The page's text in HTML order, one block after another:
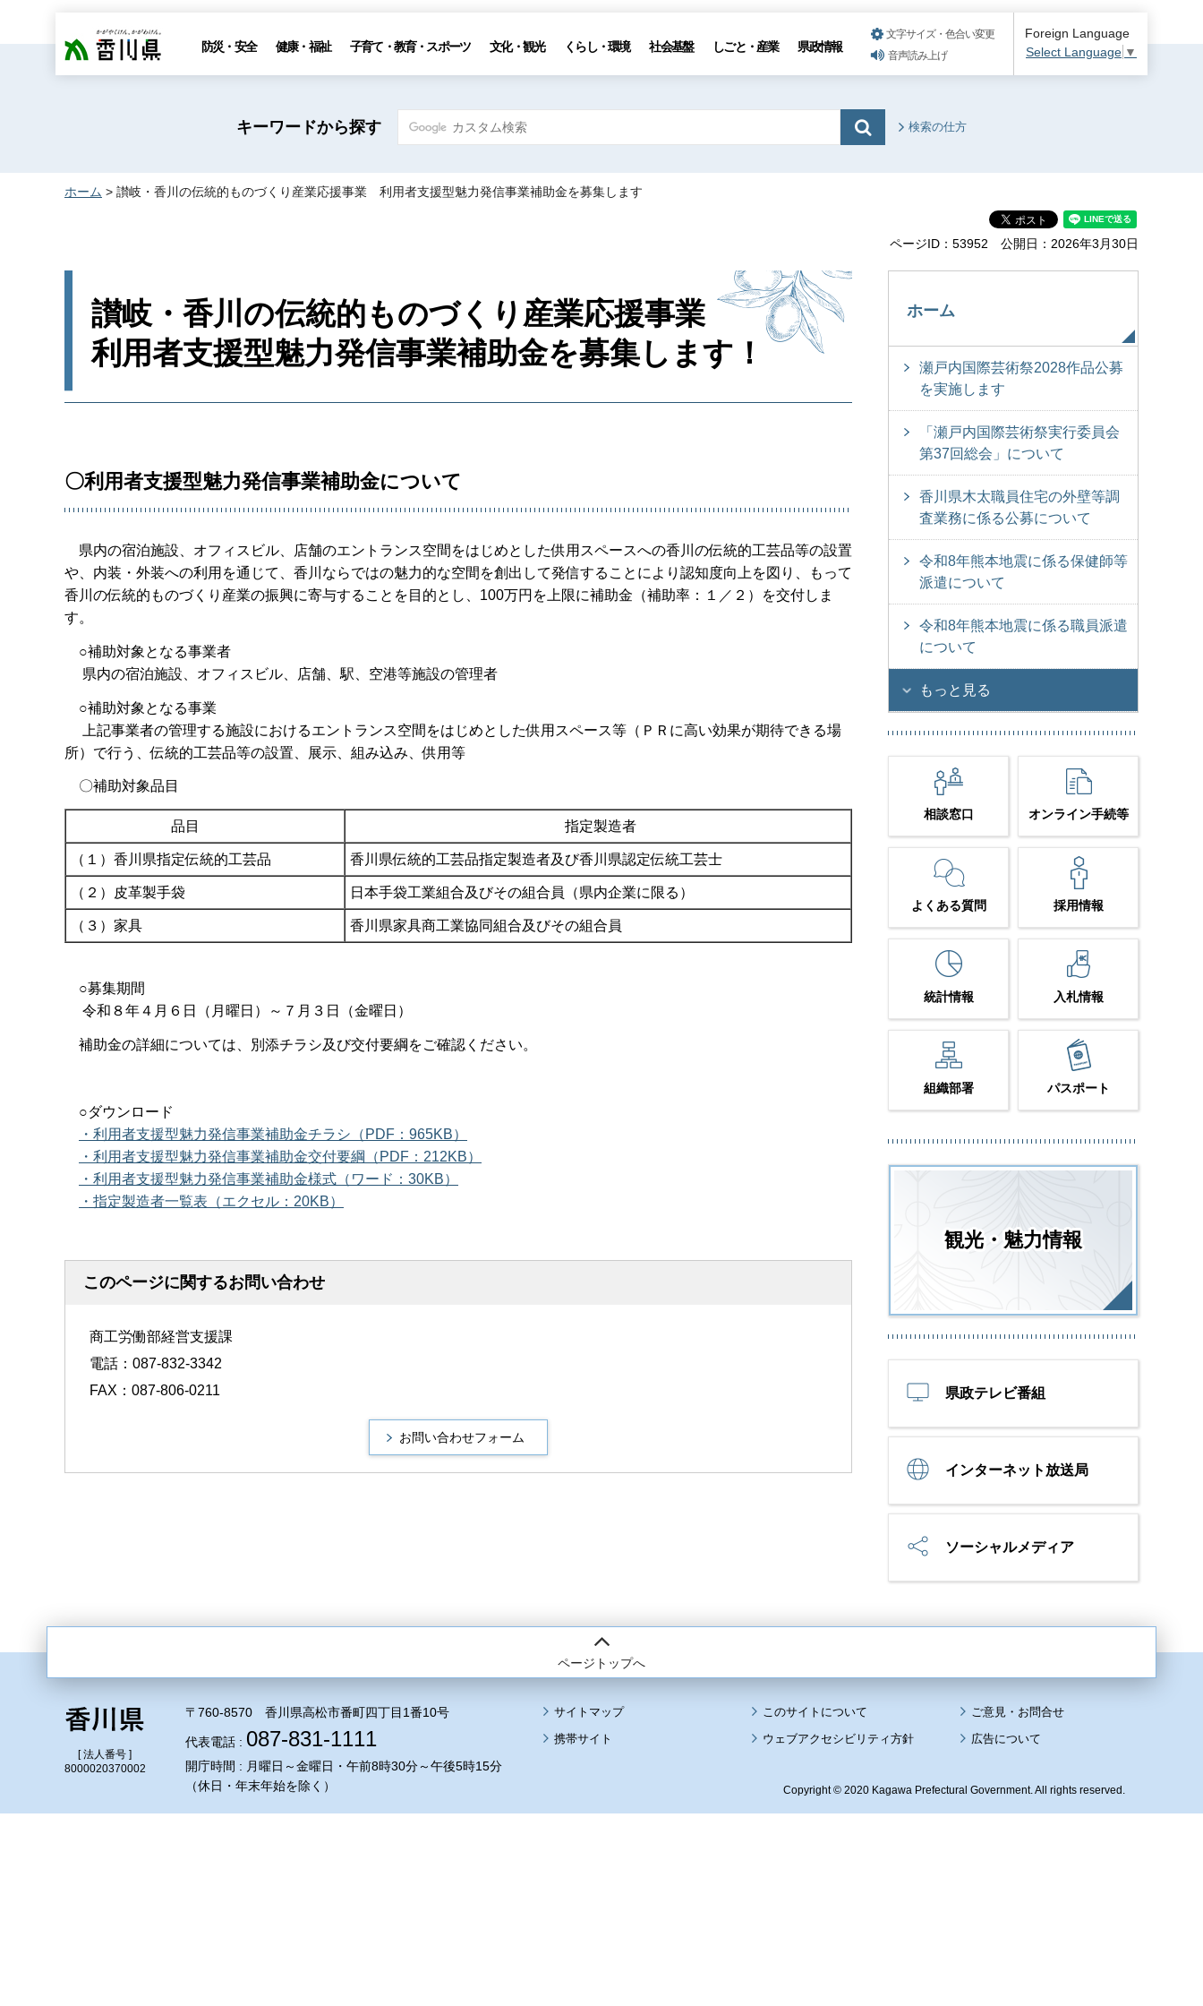
香川県 防災・安全 健康・福祉 子育て・教育・スポーツ 文化・観光 くらし・環境 社会基盤 しごと・産業 県政情報
文字サイズ・色合い変更
音声読み上げ
Foreign Language
Select Language ▼
キーワードから探す 検索の仕方
ホーム > 讃岐・香川の伝統的ものづくり産業応援事業 利用者支援型魅力発信事業補助金を募集します
ページID：53952 公開日：2026年3月30日
讃岐・香川の伝統的ものづくり産業応援事業
利用者支援型魅力発信事業補助金を募集します！
〇利用者支援型魅力発信事業補助金について
県内の宿泊施設、オフィスビル、店舗のエントランス空間をはじめとした供用スペースへの香川の伝統的工芸品等の設置
や、内装・外装への利用を通じて、香川ならではの魅力的な空間を創出して発信することにより認知度向上を図り、もって
香川の伝統的ものづくり産業の振興に寄与することを目的とし、100万円を上限に補助金（補助率：１／２）を交付しま
す。
○補助対象となる事業者
県内の宿泊施設、オフィスビル、店舗、駅、空港等施設の管理者
○補助対象となる事業
上記事業者の管理する施設におけるエントランス空間をはじめとした供用スペース等（ＰＲに高い効果が期待できる場
所）で行う、伝統的工芸品等の設置、展示、組み込み、供用等
〇補助対象品目
品目 指定製造者
（１）香川県指定伝統的工芸品 香川県伝統的工芸品指定製造者及び香川県認定伝統工芸士
（２）皮革製手袋 日本手袋工業組合及びその組合員（県内企業に限る）
（３）家具 香川県家具商工業協同組合及びその組合員
○募集期間
令和８年４月６日（月曜日）～７月３日（金曜日）
補助金の詳細については、別添チラシ及び交付要綱をご確認ください。
○ダウンロード
・利用者支援型魅力発信事業補助金チラシ（PDF：965KB）
・利用者支援型魅力発信事業補助金交付要綱（PDF：212KB）
・利用者支援型魅力発信事業補助金様式（ワード：30KB）
・指定製造者一覧表（エクセル：20KB）
このページに関するお問い合わせ
商工労働部経営支援課
電話：087-832-3342
FAX：087-806-0211
ホーム
瀬戸内国際芸術祭2028作品公募
を実施します
「瀬戸内国際芸術祭実行委員会
第37回総会」について
香川県木太職員住宅の外壁等調
査業務に係る公募について
令和8年熊本地震に係る保健師等
派遣について
令和8年熊本地震に係る職員派遣
について
もっと見る
相談窓口 オンライン手続等
よくある質問 採用情報
統計情報 入札情報
組織部署 パスポート
観光・魅力情報
県政テレビ番組
インターネット放送局
ソーシャルメディア
ページトップへ
[ 法人番号 ]
8000020370002
〒760-8570 香川県高松市番町四丁目1番10号
代表電話 : 087-831-1111
開庁時間 : 月曜日～金曜日・午前8時30分～午後5時15分
（休日・年末年始を除く）
サイトマップ
このサイトについて
携帯サイト
ウェブアクセシビリティ方針 広告について
Copyright © 2020 Kagawa Prefectural Government. All rights reserved.